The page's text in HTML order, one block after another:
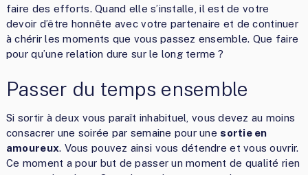
faire des efforts. Quand elle s’installe, il est de votre
devoir d’être honnête avec votre partenaire et de continuer
à chérir les moments que vous passez ensemble. Que faire
pour qu’une relation dure sur le long terme ?
Passer du temps ensemble
Si sortir à deux vous paraît inhabituel, vous devez au moins
consacrer une soirée par semaine pour une sortie en
amoureux. Vous pouvez ainsi vous détendre et vous ouvrir.
Ce moment a pour but de passer un moment de qualité rien